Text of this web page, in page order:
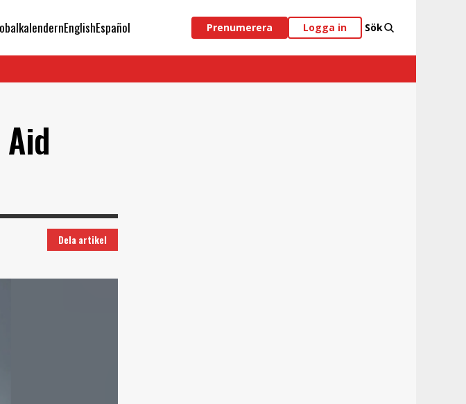
EnglishEspañol Prenumerera Logga in Sök
Dela artikel